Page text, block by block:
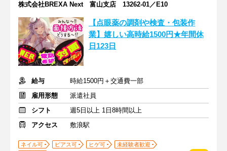
株式会社BREXA Next 富山支店 13262-01／E10
【点眼薬の調剤や検査・包装作
業】嬉しい高時給1500円★年間休
日123日
給与
時給1500円＋交通費一部
雇用形態
派遣社員
シフト
週5日以上 1日8時間以上
アクセス
敷浪駅
ネイル可 ピアス可 ヒゲ可
未経験者歓迎